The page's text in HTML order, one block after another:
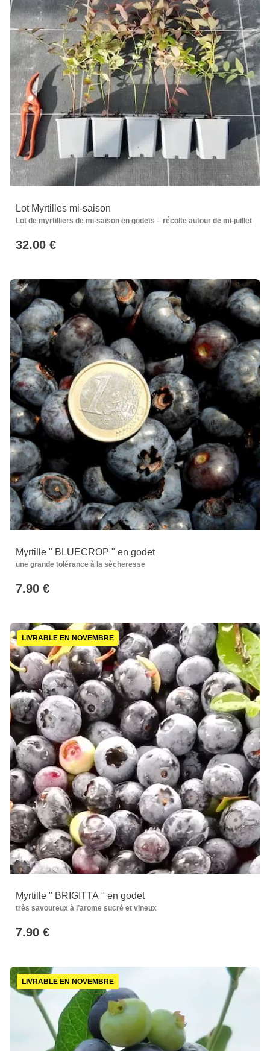
Lot Myrtilles mi-saison
Lot de myrtilliers de mi-saison en godets – récolte autour de mi-juillet
32.00 €
Myrtille " BLUECROP " en godet
une grande tolérance à la sècheresse
7.90 €
LIVRABLE EN NOVEMBRE
Myrtille " BRIGITTA " en godet
très savoureux à l’arome sucré et vineux
7.90 €
LIVRABLE EN NOVEMBRE